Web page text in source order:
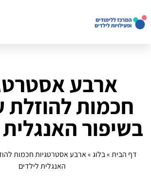
ארבע
חכמות להוזלת
בשיפור האנגלית
דף הבית»בלוג»ארבע אסטרטגיות חכמות
האנגלית לילדים